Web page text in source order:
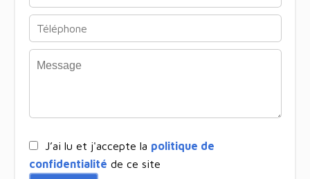
J’ai lu et j'accepte la politique de
confidentialité de ce site